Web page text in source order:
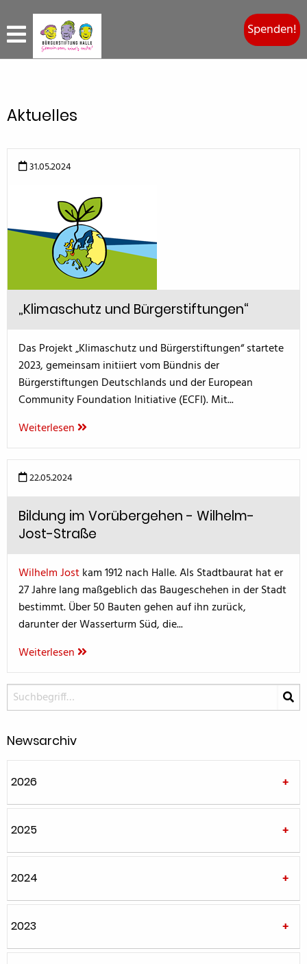
Spenden!
Aktuelles
31.05.2024
„Klimaschutz und Bürgerstiftungen“
Das Projekt „Klimaschutz und Bürgerstiftungen“ startete
2023, gemeinsam initiiert vom Bündnis der
Bürgerstiftungen Deutschlands und der European
Community Foundation Initiative (ECFI). Mit...
Weiterlesen
22.05.2024
Bildung im Vorübergehen - Wilhelm-
Jost-Straße
Wilhelm Jostkam 1912 nach Halle. Als Stadtbaurat hat er
27 Jahre lang maßgeblich das Baugeschehen in der Stadt
bestimmt. Über 50 Bauten gehen auf ihn zurück,
darunter der Wasserturm Süd, die...
Weiterlesen
Newsarchiv
2026
2025
2024
2023